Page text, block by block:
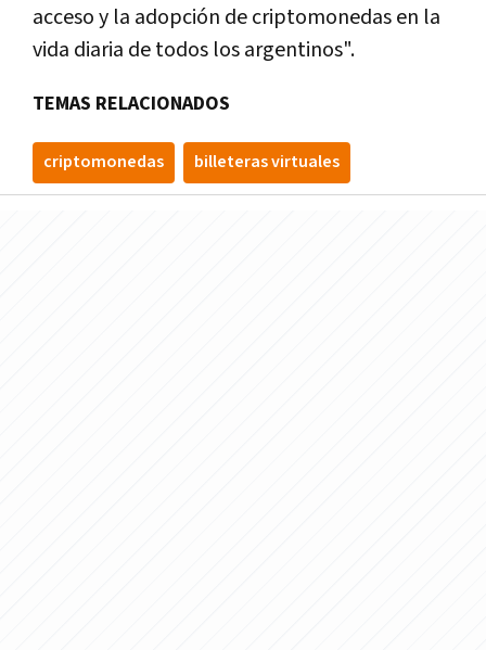
acceso y la adopción de criptomonedas en la
vida diaria de todos los argentinos".
TEMAS RELACIONADOS
criptomonedas billeteras virtuales